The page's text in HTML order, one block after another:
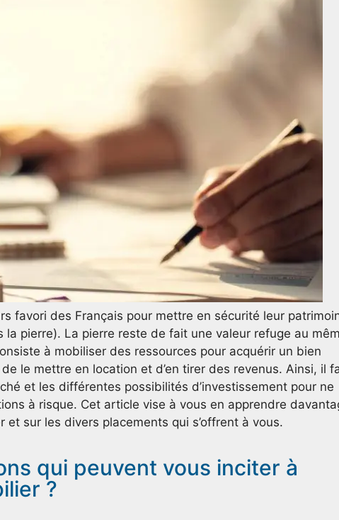
favori des Français pour mettre en sécurité leur
la pierre). La pierre reste de fait une valeur refuge au
à mobiliser des ressources pour acquérir un bien
le mettre en location et d’en tirer des revenus. Ainsi, il
et les différentes possibilités d’investissement pour ne
à risque. Cet article vise à vous en apprendre
sur les divers placements qui s’offrent à vous.
qui peuvent vous inciter à
?